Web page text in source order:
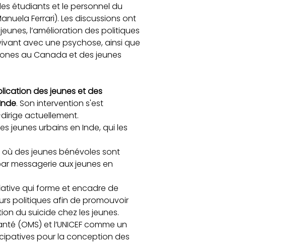
étudiants et le personnel du
Ferrari). Les discussions ont
l’amélioration des politiques
avec une psychose, ainsi que
au Canada et des jeunes
des jeunes et des
. Son intervention s'est
actuellement.
jeunes urbains en Inde, qui les
des jeunes bénévoles sont
messagerie aux jeunes en
qui forme et encadre de
politiques afin de promouvoir
du suicide chez les jeunes.
(OMS) et l’UNICEF comme un
pour la conception des